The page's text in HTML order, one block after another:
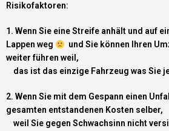
Risikofaktoren:
1. Wenn Sie eine Streife anhält und auf
Lappen weg
und Sie können Ihren
weiter führen weil,
das ist das einzige Fahrzeug was Sie
2. Wenn Sie mit dem Gespann einen
gesamten entstandenen Kosten selber,
weil Sie gegen Schwachsinn nicht